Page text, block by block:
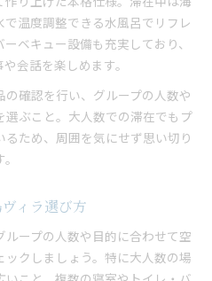
温度調整できる水風呂でリフレ
ベキュー設備も充実しており、
会話を楽しめます。
確認を行い、グループの人数や
選ぶこと。大人数での滞在でもプ
ため、周囲を気にせず思い切り
ィラ選び方
ープの人数や目的に合わせて空
クしましょう。特に大人数の場